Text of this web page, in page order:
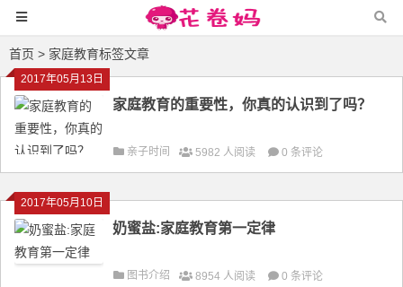
首页 > 家庭教育标签文章
2017年05月13日
家庭教育的重要性，你真的认识到了吗？
亲子时间 5982 人阅读 0 条评论
2017年05月10日
奶蜜盐:家庭教育第一定律
图书介绍 8954 人阅读 0 条评论